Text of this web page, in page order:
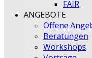
FAIR
ANGEBOTE
Offene
Beratungen
Workshops